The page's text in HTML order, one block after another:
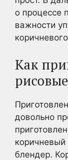
о процессе
важности
Как
довольно
блендер.